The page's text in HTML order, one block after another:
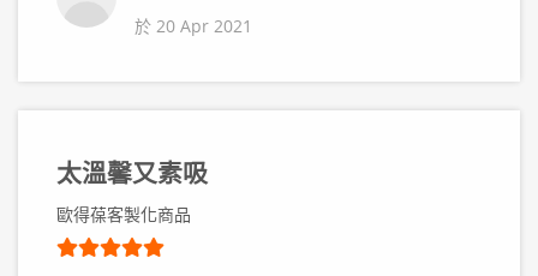
於 20 Apr 2021
太溫馨又素吸
歐得葆客製化商品